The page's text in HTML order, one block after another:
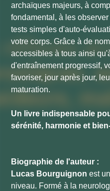
archaïques majeurs, à
fondamental, à les
tests simples d'auto-
votre corps. Grâce à de
accessibles à tous ainsi
d'entraînement progressif,
favoriser, jour après jour,
maturation.
Un livre indispensable
sérénité, harmonie et
Biographie de l'auteur :
Lucas Bourguignon est
niveau. Formé à la